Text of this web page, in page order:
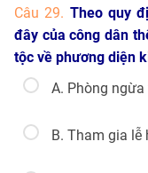
Câu 29. Theo quy
đây của công dân
tộc về phương diện
A. Phòng
B. Tham gia lễ